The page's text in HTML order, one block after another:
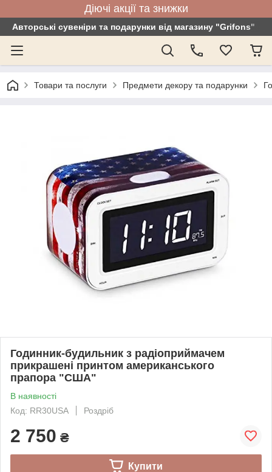
Діючі акції та знижки
Авторські сувеніри та подарунки від магазину "Grifons"
Товари та послуги Предмети декору та подарунки
Годинник-будильник з радіоприймачем
прикрашені принтом американського
прапора "США"
В наявності
Код: RR30USA
Роздріб
2 750 ₴
Купити